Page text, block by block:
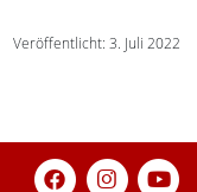
Veröffentlicht: 3. Juli 2022